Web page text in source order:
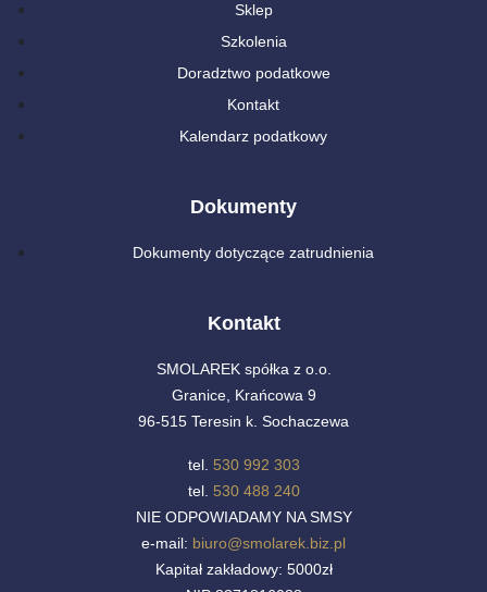
Sklep
Szkolenia
Doradztwo podatkowe
Kontakt
Kalendarz podatkowy
Dokumenty
Dokumenty dotyczące zatrudnienia
Kontakt
SMOLAREK spółka z o.o.
Granice, Krańcowa 9
96-515 Teresin k. Sochaczewa
tel. 530 992 303
tel. 530 488 240
NIE ODPOWIADAMY NA SMSY
e-mail: biuro@smolarek.biz.pl
Kapitał zakładowy: 5000zł